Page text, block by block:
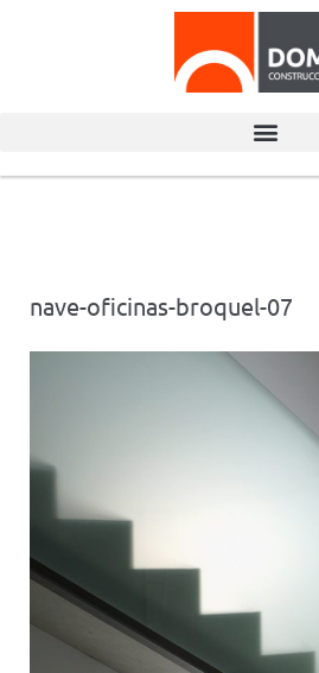
nave-oficinas-broquel-07